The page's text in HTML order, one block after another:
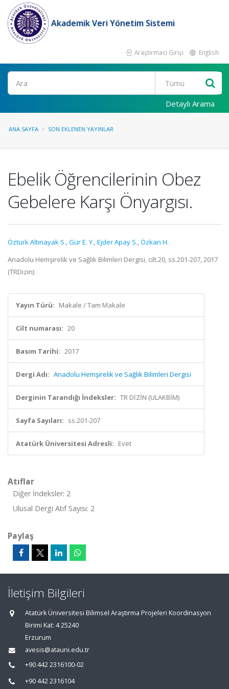
Akademik Veri Yönetim Sistemi
Araştırmacı Girişi English
Ara
Detaylı Arama
ANA SAYFA SON EKLENEN YAYINLAR
Ebelik Öğrencilerinin Obez
Gebelere Karşı Önyargısı.
Öztürk Altınayak S.,Gür E. Y.,Ejder Apay S.,Özkan H.
Anadolu Hemşirelik ve Sağlık Bilimleri Dergisi, cilt.20, ss.201-207, 2017
(TRDizin)
Yayın Türü: Makale / Tam Makale
Cilt numarası: 20
Basım Tarihi: 2017
Dergi Adı: Anadolu Hemşirelik ve Sağlık Bilimleri Dergisi
Derginin Tarandığı İndeksler: TR DİZİN (ULAKBİM)
Sayfa Sayıları: ss.201-207
Atatürk Üniversitesi Adresli: Evet
Atıflar
Diğer İndeksler: 2
Ulusal Dergi Atıf Sayısı: 2
Paylaş
İletişim Bilgileri
Atatürk Üniversitesi Bilimsel Araştırma Projeleri Koordinasyon
Birimi Kat: 4 25240
Erzurum
avesis@atauni.edu.tr
+90 442 2316100-02
+90 442 2316104